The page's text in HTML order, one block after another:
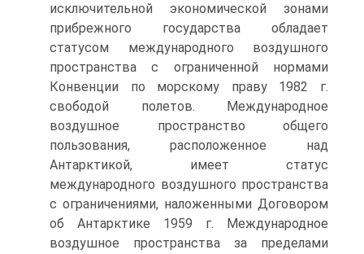
исключительной экономической зонами
прибрежного государства обладает
статусом международного воздушного
пространства с ограниченной нормами
Конвенции по морскому праву 1982 г.
свободой полетов. Международное
воздушное пространство общего
пользования, расположенное над
Антарктикой, имеет статус
международного воздушного пространства
с ограничениями, наложенными Договором
об Антарктике 1959 г. Международное
воздушное пространства за пределами